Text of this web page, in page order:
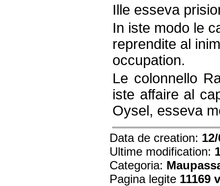
Ille esseva
In iste modo le
reprendite al
occupation.
Le colonnello
iste affaire al
Oysel, esseva
Data de creation:
Ultime modification:
Categoria:
Pagina legite 11169